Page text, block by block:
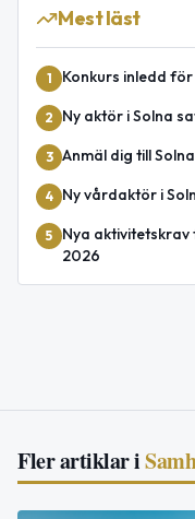
Mest läst
1 Konkurs inledd
2 Ny aktör i Solna
3 Anmäl dig till
4 Ny vårdaktör i
5
Nya
2026
Fler artiklar i